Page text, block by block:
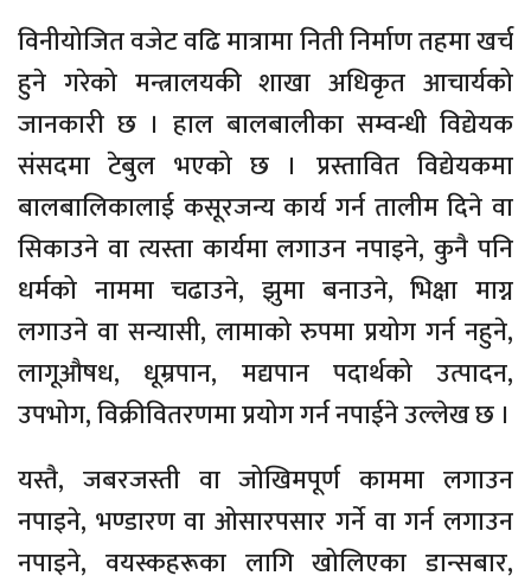
विनीयोजित वजेट वढि मात्रामा निती निर्माण तहमा खर्च
हुने गरेको मन्त्रालयकी शाखा अधिकृत आचार्यको
जानकारी छ । हाल बालबालीका सम्वन्धी विद्येयक
संसदमा टेबुल भएको छ । प्रस्तावित विद्येयकमा
बालबालिकालाई कसूरजन्य कार्य गर्न तालीम दिने वा
सिकाउने वा त्यस्ता कार्यमा लगाउन नपाइने, कुनै पनि
धर्मको नाममा चढाउने, झुमा बनाउने, भिक्षा माग्न
लगाउने वा सन्यासी, लामाको रुपमा प्रयोग गर्न नहुने,
लागूऔषध, धूम्रपान, मद्यपान पदार्थको उत्पादन,
उपभोग, विक्रीवितरणमा प्रयोग गर्न नपाईने उल्लेख छ ।
यस्तै, जबरजस्ती वा जोखिमपूर्ण काममा लगाउन
नपाइने, भण्डारण वा ओसारपसार गर्ने वा गर्न लगाउन
नपाइने, वयस्कहरूका लागि खोलिएका डान्सबार,